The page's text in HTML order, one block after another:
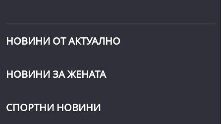
НОВИНИ ОТ АКТУАЛНО
НОВИНИ ЗА ЖЕНАТА
СПОРТНИ НОВИНИ